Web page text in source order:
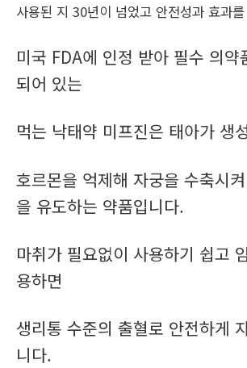
사용된 지 30년이 넘었고 안전성과 효과를
미국 FDA에 인정 받아 필수 의약
되어 있는
먹는 낙태약 미프진은 태아가 생
호르몬을 억제해 자궁을 수축시
을 유도하는 약품입니다.
마취가 필요없이 사용하기 쉽고
용하면
생리통 수준의 출혈로 안전하게
니다.